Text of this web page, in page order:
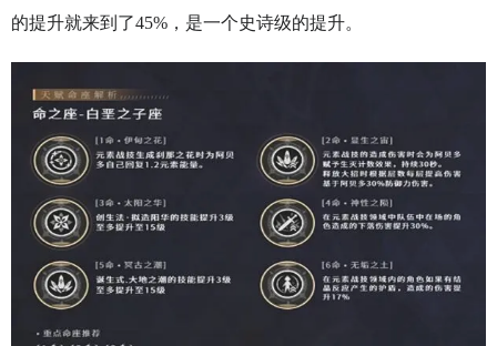
的提升就来到了45%，是一个史诗级的提升。